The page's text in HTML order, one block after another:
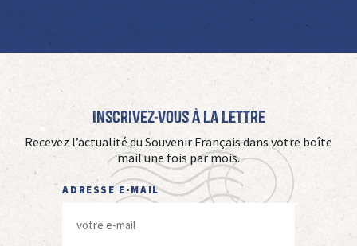
Inscrivez-vous à La Lettre
Recevez l’actualité du Souvenir Français dans votre boîte
mail une fois par mois.
ADRESSE E-MAIL